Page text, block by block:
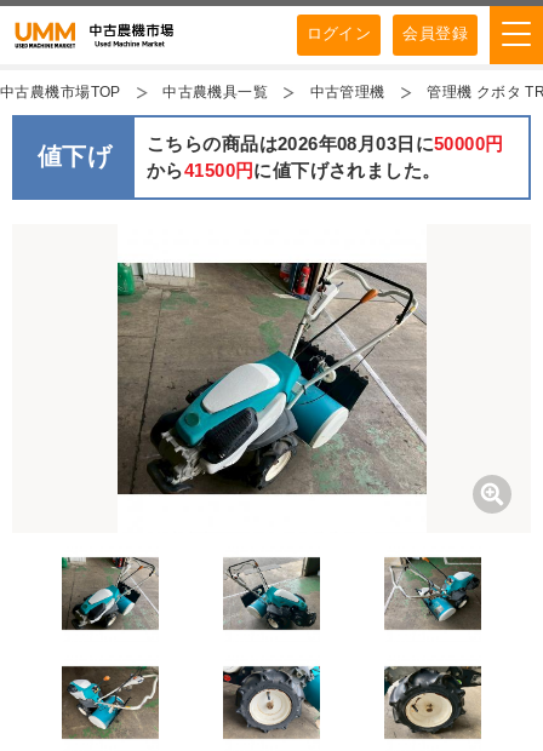
ログイン 会員登録
中古農機市場TOP 中古農機具一覧 中古管理機 管理機 クボタ
値下げ こちらの商品は2026年08月03日に50000円
から41500円に値下げされました。